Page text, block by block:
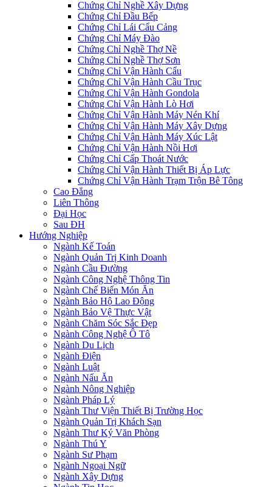
Chứng Chỉ Nghề Xây Dựng
Chứng Chỉ Đầu Bếp
Chứng Chỉ Lái Cẩu Cảng
Chứng Chỉ Máy Đào
Chứng Chỉ Nghề Thợ Nề
Chứng Chỉ Nghề Thợ Sơn
Chứng Chỉ Vận Hành Cẩu
Chứng Chỉ Vận Hành Cầu Trục
Chứng Chỉ Vận Hành Gondola
Chứng Chỉ Vận Hành Lò Hơi
Chứng Chỉ Vận Hành Máy Nén Khí
Chứng Chỉ Vận Hành Máy Xây Dựng
Chứng Chỉ Vận Hành Máy Xúc Lật
Chứng Chỉ Vận Hành Nồi Hơi
Chứng Chỉ Cấp Thoát Nước
Chứng Chỉ Vận Hành Thiết Bị Áp Lực
Chứng Chỉ Vận Hành Trạm Trộn Bê Tông
Cao Đẳng
Liên Thông
Đại Học
Sau ĐH
Hướng Nghiệp
Ngành Kế Toán
Ngành Quản Trị Kinh Doanh
Ngành Cầu Đường
Ngành Công Nghệ Thông Tin
Ngành Chế Biến Món Ăn
Ngành Bảo Hộ Lao Động
Ngành Bảo Vệ Thực Vật
Ngành Chăm Sóc Sắc Đẹp
Ngành Công Nghệ Ô Tô
Ngành Du Lịch
Ngành Điện
Ngành Luật
Ngành Nấu Ăn
Ngành Nông Nghiệp
Ngành Pháp Lý
Ngành Thư Viện Thiết Bị Trường Học
Ngành Quản Trị Khách Sạn
Ngành Thư Ký Văn Phòng
Ngành Thú Y
Ngành Sư Phạm
Ngành Ngoại Ngữ
Ngành Xây Dựng